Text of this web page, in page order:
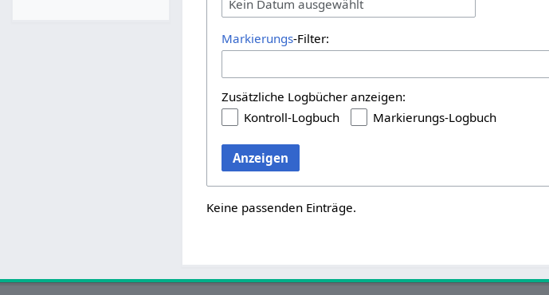
Kein Datum ausgewählt
Markierungs-Filter:
Zusätzliche Logbücher anzeigen:
Kontroll-Logbuch
Markierungs-Logbuch
Anzeigen
Keine passenden Einträge.